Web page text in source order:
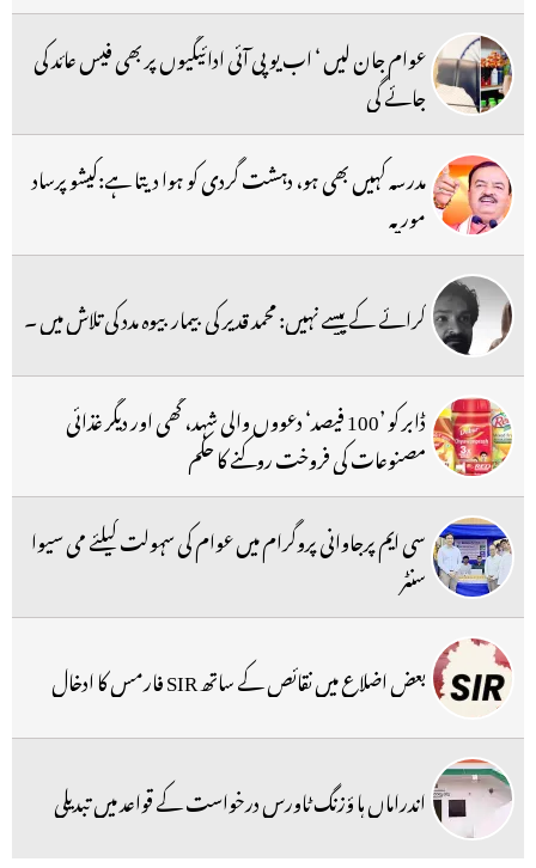
عوام جان لیں ‘ اب یو پی آئی ادائیگیوں پر بھی فیس عائد کی
جائے گی
مدرسہ کہیں بھی ہو، دہشت گردی کو ہوا دیتا ہے:کیشو پرساد
موریہ
کرائے کے پیسے نہیں: محمد قدیر کی بیمار بیوہ مدد کی تلاش میں ۔
ڈابر کو ’100 فیصد‘ دعووں والی شہد، گھی اور دیگر غذائی
مصنوعات کی فروخت روکنے کا حکم
سی ایم پرجاوانی پروگرام میں عوام کی سہولت کیلئے می سیوا
سنٹر
بعض اضلاع میں نقائص کے ساتھ SIR فارمس کا ادخال
اندراماں ہا ؤزنگ ٹاورس درخواست کے قواعد میں تبدیلی